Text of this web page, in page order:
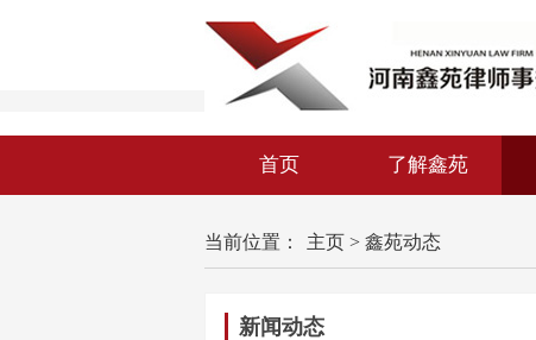
首页 了解鑫苑
当前位置： 主页 > 鑫苑动态
新闻动态